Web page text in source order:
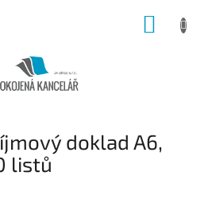
doklad A6,
listů